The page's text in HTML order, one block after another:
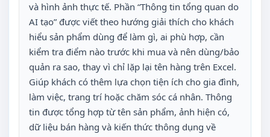
và hình ảnh thực tế. Phần “Thông tin tổng quan do
AI tạo” được viết theo hướng giải thích cho khách
hiểu sản phẩm dùng để làm gì, ai phù hợp, cần
kiểm tra điểm nào trước khi mua và nên dùng/bảo
quản ra sao, thay vì chỉ lặp lại tên hàng trên Excel.
Giúp khách có thêm lựa chọn tiện ích cho gia đình,
làm việc, trang trí hoặc chăm sóc cá nhân. Thông
tin được tổng hợp từ tên sản phẩm, ảnh hiện có,
dữ liệu bán hàng và kiến thức thông dụng về